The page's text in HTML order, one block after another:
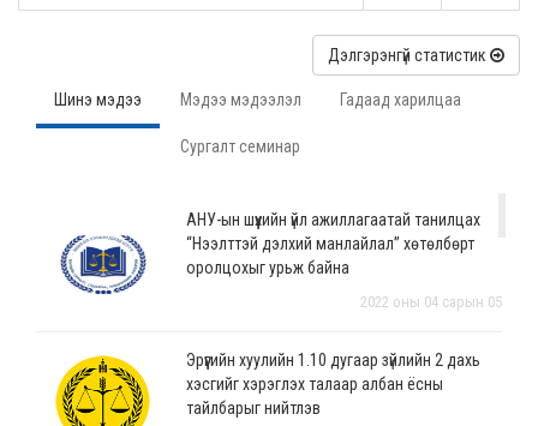
Дэлгэрэнгүй статистик
Шинэ мэдээ Мэдээ мэдээлэл Гадаад харилцаа
Сургалт семинар
АНУ-ын шүүхийн үйл ажиллагаатай танилцах
“Нээлттэй дэлхий манлайлал” хөтөлбөрт
оролцохыг урьж байна
2022 оны 04 сарын 05
Эрүүгийн хуулийн 1.10 дугаар зүйлийн 2 дахь
хэсгийг хэрэглэх талаар албан ёсны
тайлбарыг нийтлэв